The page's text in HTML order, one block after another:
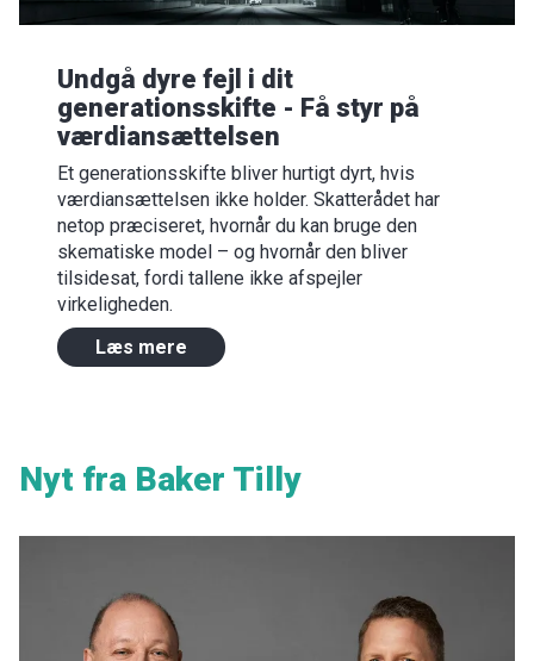
Undgå dyre fejl i dit
generationsskifte - Få styr på
værdiansættelsen
Et generationsskifte bliver hurtigt dyrt, hvis
værdiansættelsen ikke holder. Skatterådet har
netop præciseret, hvornår du kan bruge den
skematiske model – og hvornår den bliver
tilsidesat, fordi tallene ikke afspejler
virkeligheden.
Læs mere
Nyt fra Baker Tilly